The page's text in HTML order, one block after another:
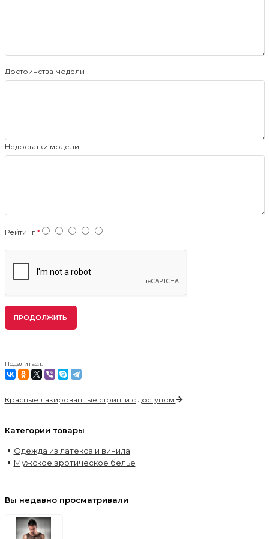
Достоинства модели
Недостатки модели
Рейтинг
ПРОДОЛЖИТЬ
Поделиться:
Красные лакированные стринги с доступом
Категории товары
Одежда из латекса и винила
Мужское эротическое белье
Вы недавно просматривали